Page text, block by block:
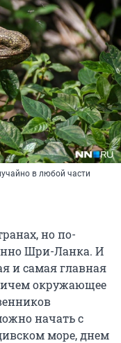
в любой части
но по-
Шри-Ланка. И
и самая главная
окружающее
начать с
море, днем